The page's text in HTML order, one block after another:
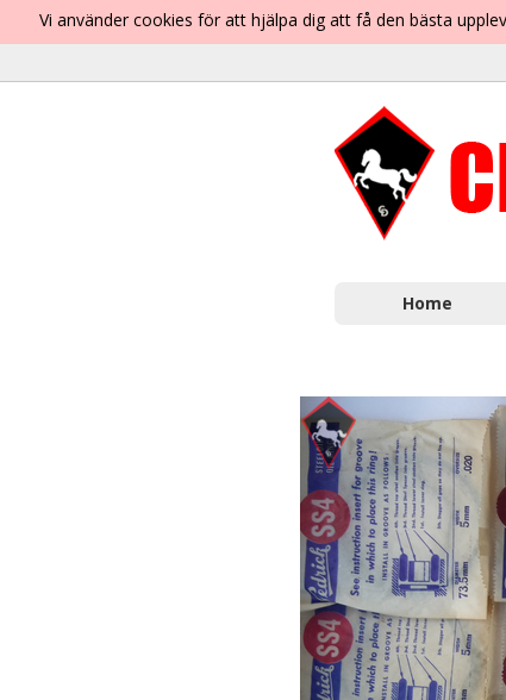
Vi använder cookies för att hjälpa dig att få den bästa
Home